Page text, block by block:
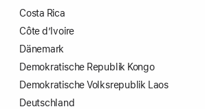
Costa Rica
Côte d’Ivoire
Dänemark
Demokratische Republik Kongo
Demokratische Volksrepublik Laos
Deutschland